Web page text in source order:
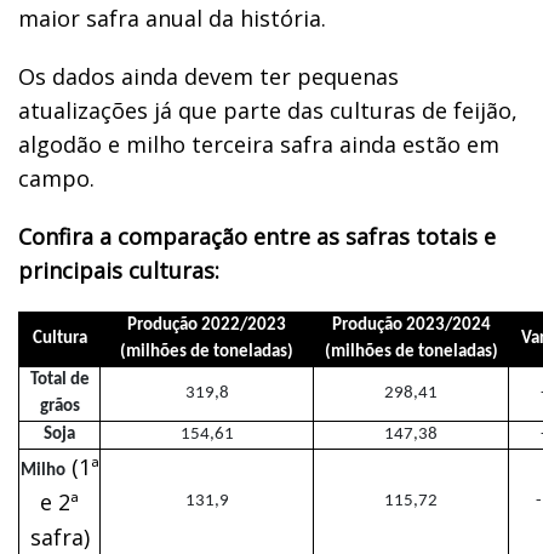
maior safra anual da história.
Os dados ainda devem ter pequenas
atualizações já que parte das culturas de feijão,
algodão e milho terceira safra ainda estão em
campo.
Confira a comparação entre as safras totais e
principais culturas:
Cultura
Produção 2022/2023
(milhões de toneladas)
Produção 2023/2024
(milhões de toneladas)
Total de
grãos
319,8 298,41
Soja 154,61 147,38
Milho(1ª
e 2ª
safra)
131,9 115,72